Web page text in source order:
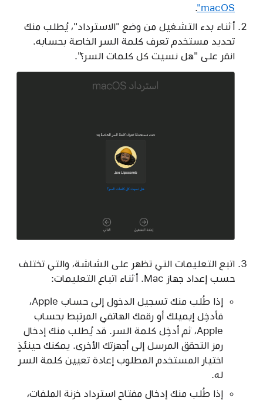
macOS"
.
أثناء بدء التشغيل من وضع "الاسترداد"، يُطلب منك
تحديد مستخدم تعرف كلمة السر الخاصة بحسابه.
انقر على "هل نسيت كل كلمات السر؟".
اتبع التعليمات التي تظهر على الشاشة، والتي تختلف
حسب إعداد جهاز Mac. أثناء اتباع التعليمات:
إذا طُلب منك تسجيل الدخول إلى حساب Apple،
فأدخِل إيميلك أو رقمك الهاتفي المرتبط بحساب
Apple، ثم أدخِل كلمة السر. قد يُطلب منك إدخال
رمز التحقق المرسل إلى أجهزتك الأخرى. يمكنك حينئذٍ
اختيار المستخدم المطلوب إعادة تعيين كلمة السر
له.
إذا طُلب منك إدخال مفتاح استرداد خزنة الملفات،